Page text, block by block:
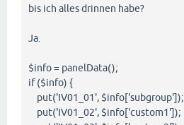
bis ich alles drinnen habe?
Ja.
$info = panelData();
if ($info) {
put('IV01_01', $info['subgroup']);
put('IV01_02', $info['custom1']);